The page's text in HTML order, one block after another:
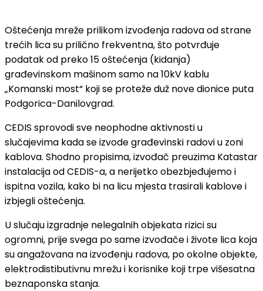
Oštećenja mreže prilikom izvođenja radova od strane
trećih lica su prilično frekventna, što potvrđuje
podatak od preko 15 oštećenja (kidanja)
građevinskom mašinom samo na 10kV kablu
„Komanski most“ koji se proteže duž nove dionice puta
Podgorica-Danilovgrad.
CEDIS sprovodi sve neophodne aktivnosti u
slučajevima kada se izvode građevinski radovi u zoni
kablova. Shodno propisima, izvođač preuzima Katastar
instalacija od CEDIS-a, a nerijetko obezbjeđujemo i
ispitna vozila, kako bi na licu mjesta trasirali kablove i
izbjegli oštećenja.
U slučaju izgradnje nelegalnih objekata rizici su
ogromni, prije svega po same izvođače i živote lica koja
su angažovana na izvođenju radova, po okolne objekte,
elektrodistibutivnu mrežu i korisnike koji trpe višesatna
beznaponska stanja.